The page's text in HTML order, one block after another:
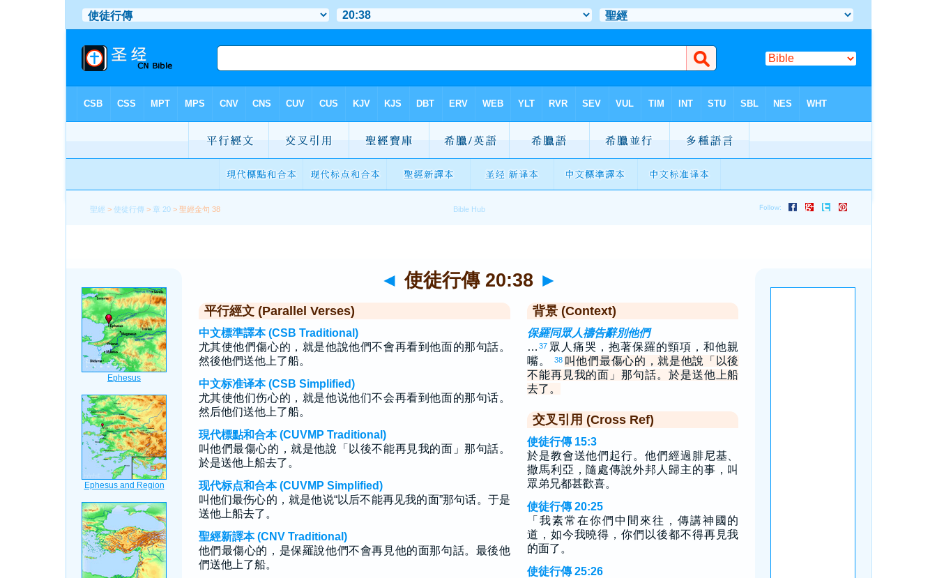
聖經 >使徒行傳 > 章 20 > 聖經金句 38
◄ 使徒行傳 20:38 ►
平行經文 (Parallel Verses)
中文標準譯本 (CSB Traditional)
尤其使他們傷心的，就是他說他們不會再看到他面的那句話。
然後他們送他上了船。
中文标准译本 (CSB Simplified)
尤其使他们伤心的，就是他说他们不会再看到他面的那句话。
然后他们送他上了船。
現代標點和合本 (CUVMP Traditional)
叫他們最傷心的，就是他說「以後不能再見我的面」那句話。
於是送他上船去了。
现代标点和合本 (CUVMP Simplified)
叫他们最伤心的，就是他说“以后不能再见我的面”那句话。于是
送他上船去了。
聖經新譯本 (CNV Traditional)
他們最傷心的，是保羅說他們不會再見他的面那句話。最後他
們送他上了船。
背景 (Context)
保羅同眾人禱告辭別他們
… 37 眾人痛哭，抱著保羅的頸項，和他親
嘴。
38 叫他們最傷心的，就是他說「以後
不能再見我的面」那句話。於是送他上船
去了。
交叉引用 (Cross Ref)
使徒行傳 15:3
於是教會送他們起行。他們經過腓尼基、
撒馬利亞，隨處傳說外邦人歸主的事，叫
眾弟兄都甚歡喜。
使徒行傳 20:25
「我素常在你們中間來往，傳講神國的
道，如今我曉得，你們以後都不得再見我
的面了。
使徒行傳 25:26